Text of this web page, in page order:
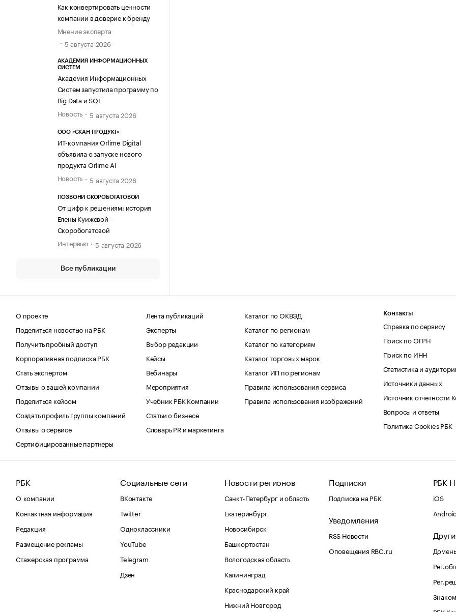
Как конвертировать ценности
компании в доверие к бренду
Мнение эксперта
5 августа 2026
АКАДЕМИЯ ИНФОРМАЦИОННЫХ
СИСТЕМ
Академия Информационных
Систем запустила программу по
Big Data и SQL
Новость
5 августа 2026
ООО «СКАН ПРОДУКТ»
ИТ-компания Orlime Digital
объявила о запуске нового
продукта Orlime AI
Новость
5 августа 2026
ПОЗВОНИ СКОРОБОГАТОВОЙ
От цифр к решениям: история
Елены Куижевой-
Скоробогатовой
Интервью
5 августа 2026
Все публикации
О проекте
Поделиться новостью на РБК
Получить пробный доступ
Корпоративная подписка РБК
Стать экспертом
Отзывы о вашей компании
Поделиться кейсом
Создать профиль группы компаний
Отзывы о сервисе
Сертифицированные партнеры
Лента публикаций
Эксперты
Выбор редакции
Кейсы
Вебинары
Мероприятия
Учебник РБК Компании
Статьи о бизнесе
Словарь PR и маркетинга
Каталог по ОКВЭД
Каталог по регионам
Каталог по категориям
Каталог торговых марок
Каталог ИП по регионам
Правила использования сервиса
Правила использования изображений
Контакты
Справка по сервису
Поиск по ОГРН
Поиск по ИНН
Статистика и
Источники данных
Источник отчетности
Вопросы и ответы
Политика Cookies РБК
РБК
О компании
Контактная информация
Редакция
Размещение рекламы
Стажерская программа
Социальные сети
ВКонтакте
Twitter
Одноклассники
YouTube
Telegram
Дзен
Новости регионов
Санкт-Петербург и область
Екатеринбург
Новосибирск
Башкортостан
Вологодская область
Калининград
Краснодарский край
Нижний Новгород
Подписки
Подписка на РБК
Уведомления
RSS Новости
Оповещения RBC.ru
РБК
iOS